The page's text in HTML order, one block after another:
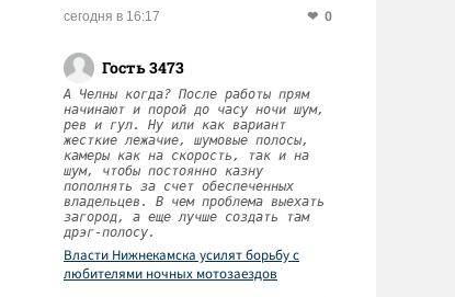
сегодня в 16:17 0
Гость 3473
А Челны когда? После работы прям
начинают и порой до часу ночи шум,
рев и гул. Ну или как вариант
жесткие лежачие, шумовые полосы,
камеры как на скорость, так и на
шум, чтобы постоянно казну
пополнять за счет обеспеченных
владельцев. В чем проблема выехать
загород, а еще лучше создать там
дрэг-полосу.
Власти Нижнекамска усилят борьбу с
любителями ночных мотозаездов